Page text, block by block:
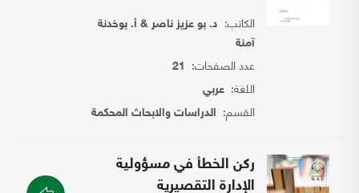
الكاتب: د. بو عزيز ناصر & أ. بوخدنة
آمنة
عدد الصفحات: 21
اللغة:عربي
القسم: الدراسات والابحاث المحكمة
ركن الخطأ في مسؤولية
الإدارة التقصيرية